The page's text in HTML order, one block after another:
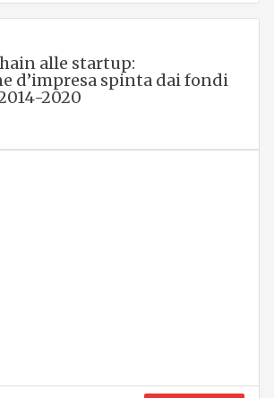
alle startup:
d’impresa spinta dai fondi
2020